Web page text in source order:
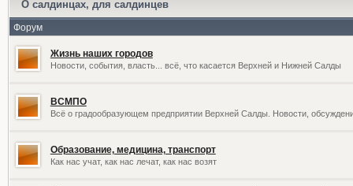
О салдинцах, для салдинцев
Форум
Жизнь наших городов
Новости, события, власть... всё, что касается Верхней и Нижней Салды
ВСМПО
Всё о градообразующем предприятии Верхней Салды. Новости,
Образование, медицина, транспорт
Как нас учат, как нас лечат, как нас возят